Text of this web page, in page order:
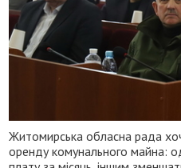
Житомирська обласна рада
оренду комунального майна: